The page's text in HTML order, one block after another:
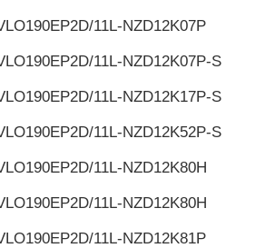
11L-NZD12K07P
11L-NZD12K07P-S
11L-NZD12K17P-S
11L-NZD12K52P-S
11L-NZD12K80H
11L-NZD12K80H
11L-NZD12K81P